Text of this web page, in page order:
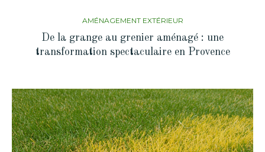
AMÉNAGEMENT EXTÉRIEUR
De la grange au grenier aménagé : une
transformation spectaculaire en Provence